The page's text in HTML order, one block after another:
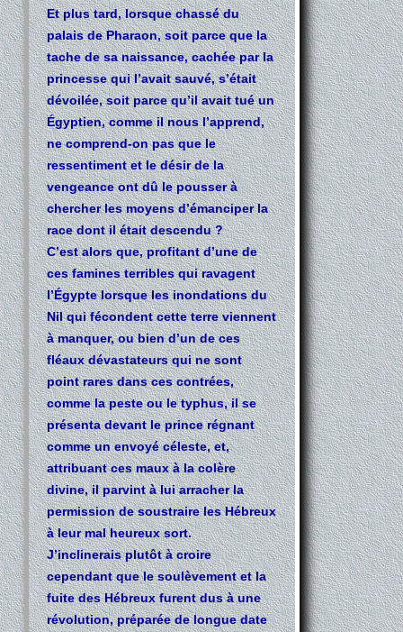
Et plus tard, lorsque chassé du
palais de Pharaon, soit parce que la
tache de sa naissance, cachée par la
princesse qui l’avait sauvé, s’était
dévoilée, soit parce qu’il avait tué un
Égyptien, comme il nous l’apprend,
ne comprend-on pas que le
ressentiment et le désir de la
vengeance ont dû le pousser à
chercher les moyens d’émanciper la
race dont il était descendu ?
C’est alors que, profitant d’une de
ces famines terribles qui ravagent
l’Égypte lorsque les inondations du
Nil qui fécondent cette terre viennent
à manquer, ou bien d’un de ces
fléaux dévastateurs qui ne sont
point rares dans ces contrées,
comme la peste ou le typhus, il se
présenta devant le prince régnant
comme un envoyé céleste, et,
attribuant ces maux à la colère
divine, il parvint à lui arracher la
permission de soustraire les Hébreux
à leur mal heureux sort.
J’inclinerais plutôt à croire
cependant que le soulèvement et la
fuite des Hébreux furent dus à une
révolution, préparée de longue date